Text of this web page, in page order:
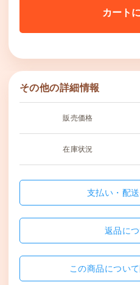
カート
その他の詳細情報
販売価格
在庫状況
支払い・配
返品に
この商品につい